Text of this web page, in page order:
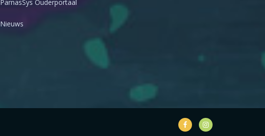
ParnasSys Ouderportaal
Nieuws